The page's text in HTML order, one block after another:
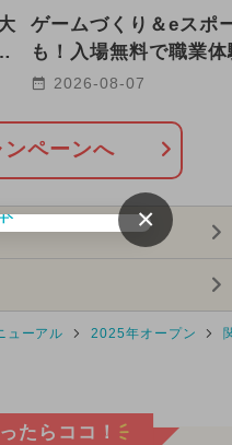
ゲームづくり＆eスポ
も！入場無料で職業
ども万博2026 in なん
2026-08-07
ペーンへ
ューアル 2025年オープン
たらココ！
×